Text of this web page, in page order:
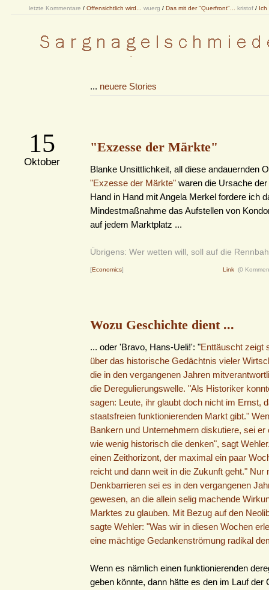
letzte Kommentare / Offensichtlich wird... wuerg / Das mit der "Querfront"... kristof / Ich
... neuere Stories
15
Oktober
"Exzesse der Märkte"
Blanke Unsittlichkeit, all diese andauernden
"Exzesse der Märkte" waren die Ursache
Hand in Hand mit Angela Merkel fordere ich
Mindestmaßnahme das Aufstellen von
auf jedem Marktplatz ...
Übrigens: Wer wetten will, soll auf die
[Economics] Link (0
Wozu Geschichte dient ...
... oder 'Bravo, Hans-Ueli!': "Enttäuscht zeigt
über das historische Gedächtnis vieler
die in den vergangenen Jahren
die Deregulierungswelle. "Als Historiker
sagen: Leute, ihr glaubt doch nicht im Ernst,
staatsfreien funktionierenden Markt gibt."
Bankern und Unternehmern diskutiere, sei er
wie wenig historisch die denken", sagt
einen Zeithorizont, der maximal ein paar
reicht und dann weit in die Zukunft geht." Nur
Denkbarrieren sei es in den vergangenen
gewesen, an die allein selig machende
Marktes zu glauben. Mit Bezug auf den
sagte Wehler: "Was wir in diesen Wochen
eine mächtige Gedankenströmung radikal
Wenn es nämlich einen funktionierenden
geben könnte, dann hätte es den im Lauf der